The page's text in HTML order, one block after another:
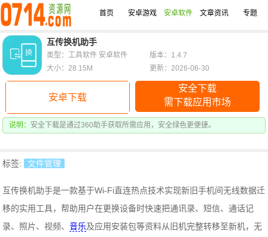
首页 安卓游戏 安卓软件 文章资讯 专题
互传换机助手
安卓下载
安全下载
需下载应用市场
说明： 安全下载是通过360助手获取所需应用，安全绿色更便捷。
类型：工具软件 安卓软件
版本：1.4.7
大小：28.15M
更新：2026-06-30
标签: 文件管理
互传换机助手是一款基于Wi-Fi直连热点技术实现新旧手机间无线数据迁
移的实用工具，帮助用户在更换设备时快速把通讯录、短信、通话记
录、照片、视频、音乐及应用安装包等资料从旧机完整转移至新机，无